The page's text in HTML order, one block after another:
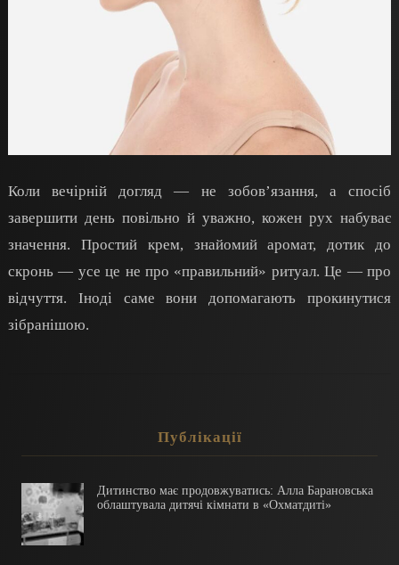
Коли вечірній догляд — не зобов’язання, а спосіб
завершити день повільно й уважно, кожен рух набуває
значення. Простий крем, знайомий аромат, дотик до
скронь — усе це не про «правильний» ритуал. Це — про
відчуття. Іноді саме вони допомагають прокинутися
зібранішою.
Публікації
Дитинство має продовжуватись: Алла Барановська
облаштувала дитячі кімнати в «Охматдиті»